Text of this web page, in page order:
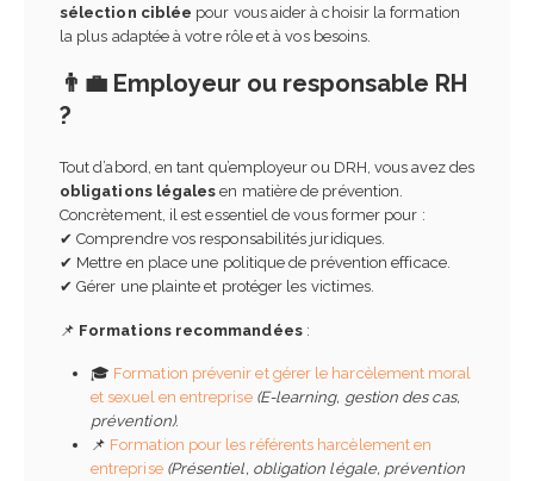
sélection ciblée pour vous aider à choisir la formation
la plus adaptée à votre rôle et à vos besoins.
👨‍💼 Employeur ou responsable RH
?
Tout d’abord, en tant qu’employeur ou DRH, vous avez des
obligations légales en matière de prévention.
Concrètement, il est essentiel de vous former pour :
✔ Comprendre vos responsabilités juridiques.
✔ Mettre en place une politique de prévention efficace.
✔ Gérer une plainte et protéger les victimes.
📌 Formations recommandées:
🎓 Formation prévenir et gérer le harcèlement moral
et sexuel en entreprise (E-learning, gestion des cas,
prévention).
📌 Formation pour les référents harcèlement en
entreprise (Présentiel, obligation légale, prévention